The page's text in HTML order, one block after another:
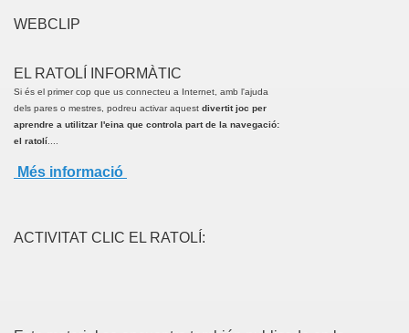
WEBCLIP
EL RATOLÍ INFORMÀTIC
Si és el primer cop que us connecteu a Internet, amb l'ajuda
dels pares o mestres, podreu activar aquest divertit joc per
aprendre a utilitzar l'eina que controla part de la navegació:
el ratolí
Més informació
ACTIVITAT CLIC EL RATOLÍ: